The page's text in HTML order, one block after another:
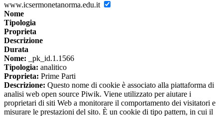
www.icsermonetanorma.edu.it
Nome
Tipologia
Proprieta
Descrizione
Durata
Nome: _pk_id.1.1566
Tipologia: analitico
Proprieta: Prime Parti
Descrizione: Questo nome di cookie è associato alla piattaforma di
analisi web open source Piwik. Viene utilizzato per aiutare i
proprietari di siti Web a monitorare il comportamento dei visitatori e
misurare le prestazioni del sito. È un cookie di tipo pattern, in cui il